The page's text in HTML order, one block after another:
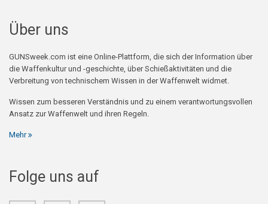
Über uns
GUNSweek.com ist eine Online-Plattform, die sich der Information über
die Waffenkultur und -geschichte, über Schießaktivitäten und die
Verbreitung von technischem Wissen in der Waffenwelt widmet.
Wissen zum besseren Verständnis und zu einem verantwortungsvollen
Ansatz zur Waffenwelt und ihren Regeln.
Mehr
Folge uns auf